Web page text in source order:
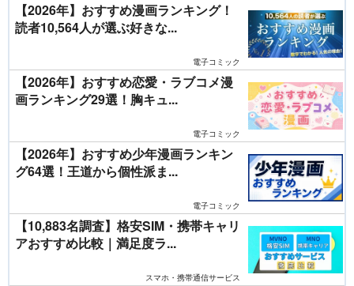
【2026年】おすすめ漫画ランキング！
読者10,564人が選ぶ好きな...
電子コミック
【2026年】おすすめ恋愛・ラブコメ漫
画ランキング29選！胸キュ...
電子コミック
【2026年】おすすめ少年漫画ランキン
グ64選！王道から個性派ま...
電子コミック
【10,883名調査】格安SIM・携帯キャリ
アおすすめ比較｜満足度ラ...
スマホ・携帯通信サービス